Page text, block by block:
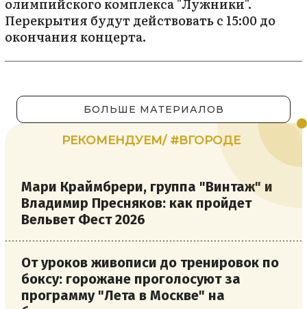
олимпийского комплекса "Лужники".
Перекрытия будут действовать с 15:00 до
окончания концерта.
БОЛЬШЕ МАТЕРИАЛОВ
РЕКОМЕНДУЕМ/ #ВГОРОДЕ
Мари Краймбрери, группа "Винтаж" и
Владимир Пресняков: как пройдет
Вельвет Фест 2026
От уроков живописи до тренировок по
боксу: горожане проголосуют за
программу "Лета в Москве" на